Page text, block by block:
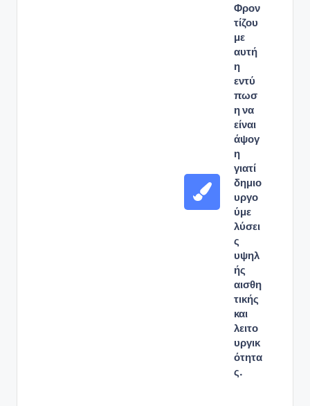
Φρον
τίζου
με
αυτή
η
εντύ
πωσ
η να
είναι
άψογ
η
γιατί
δημιο
υργο
ύμε
λύσει
ς
υψηλ
ής
αισθη
τικής
και
λειτο
υργικ
ότητα
ς.